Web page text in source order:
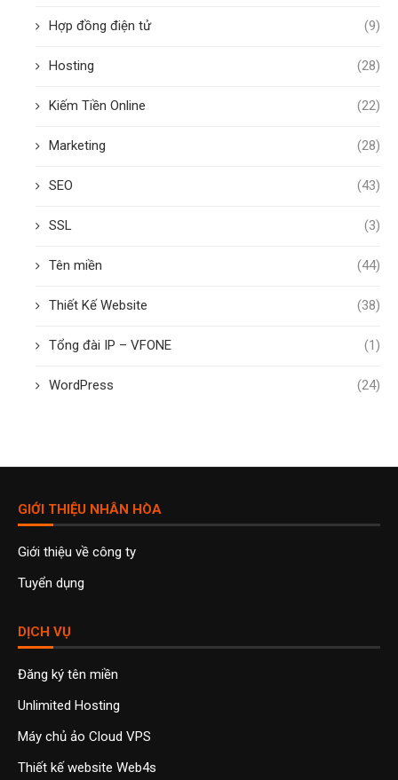
Hợp đồng điện tử (9)
Hosting (28)
Kiếm Tiền Online (22)
Marketing (28)
SEO (43)
SSL (3)
Tên miền (44)
Thiết Kế Website (38)
Tổng đài IP – VFONE (1)
WordPress (24)
GIỚI THIỆU NHÂN HÒA
Giới thiệu về công ty
Tuyển dụng
DỊCH VỤ
Đăng ký tên miền
Unlimited Hosting
Máy chủ ảo Cloud VPS
Thiết kế website Web4s